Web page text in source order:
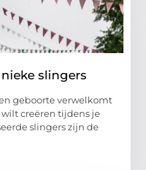
slingers
geboorte verwelkomt
creëren tijdens je
slingers zijn de